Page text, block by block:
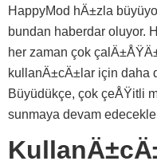
HappyMod hÄ±zla
bundan haberdar oluyor.
her zaman çok
kullanÄ±cÄ±lar için daha
Büyüdükçe, çok çeÅŸitli
sunmaya devam